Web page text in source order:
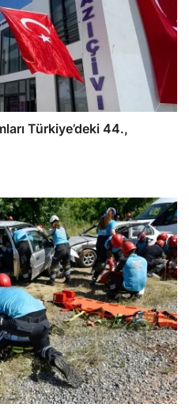
Türkiye’deki 44.,